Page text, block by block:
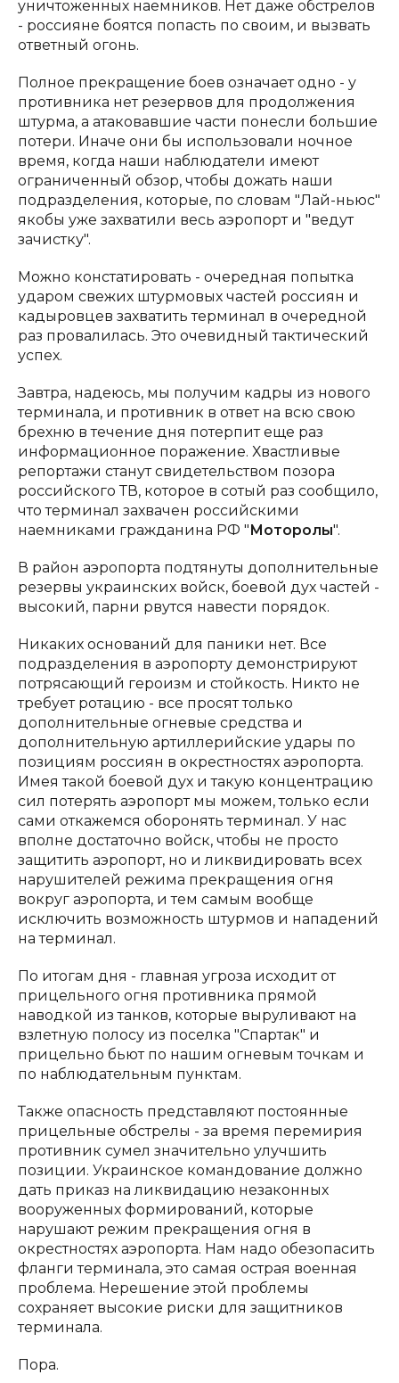
уничтоженных наемников. Нет даже обстрелов
- россияне боятся попасть по своим, и вызвать
ответный огонь.
Полное прекращение боев означает одно - у
противника нет резервов для продолжения
штурма, а атаковавшие части понесли большие
потери. Иначе они бы использовали ночное
время, когда наши наблюдатели имеют
ограниченный обзор, чтобы дожать наши
подразделения, которые, по словам "Лай-ньюс"
якобы уже захватили весь аэропорт и "ведут
зачистку".
Можно констатировать - очередная попытка
ударом свежих штурмовых частей россиян и
кадыровцев захватить терминал в очередной
раз провалилась. Это очевидный тактический
успех.
Завтра, надеюсь, мы получим кадры из нового
терминала, и противник в ответ на всю свою
брехню в течение дня потерпит еще раз
информационное поражение. Хвастливые
репортажи станут свидетельством позора
российского ТВ, которое в сотый раз сообщило,
что терминал захвачен российскими
наемниками гражданина РФ "Моторолы".
В район аэропорта подтянуты дополнительные
резервы украинских войск, боевой дух частей -
высокий, парни рвутся навести порядок.
Никаких оснований для паники нет. Все
подразделения в аэропорту демонстрируют
потрясающий героизм и стойкость. Никто не
требует ротацию - все просят только
дополнительные огневые средства и
дополнительную артиллерийские удары по
позициям россиян в окрестностях аэропорта.
Имея такой боевой дух и такую концентрацию
сил потерять аэропорт мы можем, только если
сами откажемся оборонять терминал. У нас
вполне достаточно войск, чтобы не просто
защитить аэропорт, но и ликвидировать всех
нарушителей режима прекращения огня
вокруг аэропорта, и тем самым вообще
исключить возможность штурмов и нападений
на терминал.
По итогам дня - главная угроза исходит от
прицельного огня противника прямой
наводкой из танков, которые выруливают на
взлетную полосу из поселка "Спартак" и
прицельно бьют по нашим огневым точкам и
по наблюдательным пунктам.
Также опасность представляют постоянные
прицельные обстрелы - за время перемирия
противник сумел значительно улучшить
позиции. Украинское командование должно
дать приказ на ликвидацию незаконных
вооруженных формирований, которые
нарушают режим прекращения огня в
окрестностях аэропорта. Нам надо обезопасить
фланги терминала, это самая острая военная
проблема. Нерешение этой проблемы
сохраняет высокие риски для защитников
терминала.
Пора.